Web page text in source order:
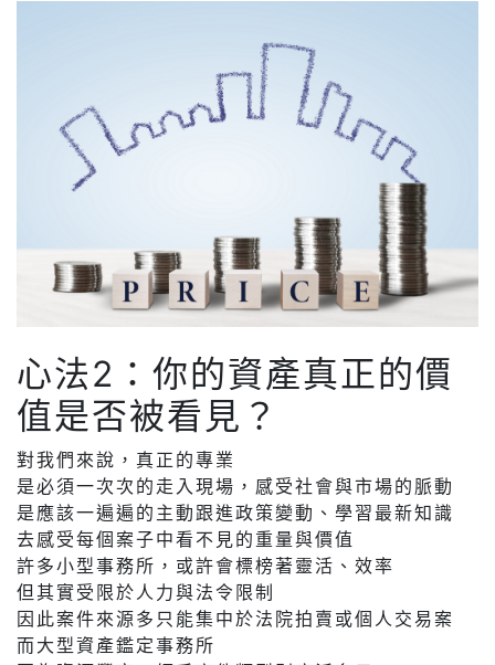
心法2：你的資產真正的價
值是否被看見？
對我們來說，真正的專業
是必須一次次的走入現場，感受社會與市場的脈動
是應該一遍遍的主動跟進政策變動、學習最新知識
去感受每個案子中看不見的重量與價值
許多小型事務所，或許會標榜著靈活、效率
但其實受限於人力與法令限制
因此案件來源多只能集中於法院拍賣或個人交易案
而大型資產鑑定事務所